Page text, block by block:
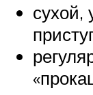
сухой,